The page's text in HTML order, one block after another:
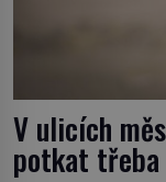
V ulicích
potkat třeba